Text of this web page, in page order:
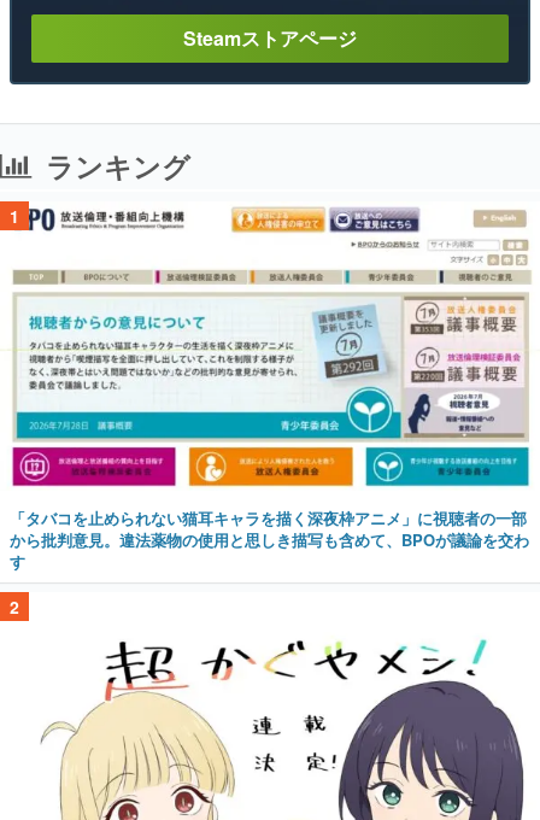
Steamストアページ
ランキング
1
「タバコを止められない猫耳キャラを描く深夜枠アニメ」に視聴者の一部
から批判意見。違法薬物の使用と思しき描写も含めて、BPOが議論を交わ
す
2